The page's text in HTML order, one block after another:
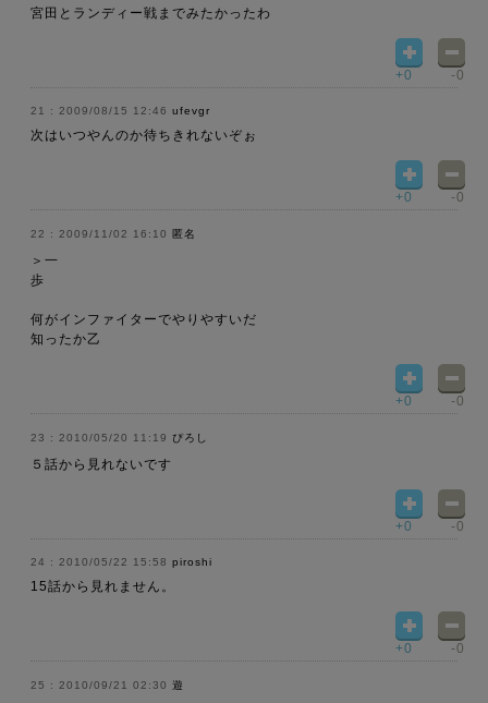
宮田とランディー戦までみたかったわ
+0 -0
2009/08/15 12:46 ufevgr
次はいつやんのか待ちきれないぞぉ
+0 -0
2009/11/02 16:10 匿名
＞一
歩
何がインファイターでやりやすいだ
知ったか乙
+0 -0
2010/05/20 11:19 ぴろし
５話から見れないです
+0 -0
2010/05/22 15:58 piroshi
15話から見れません。
+0 -0
2010/09/21 02:30 遊